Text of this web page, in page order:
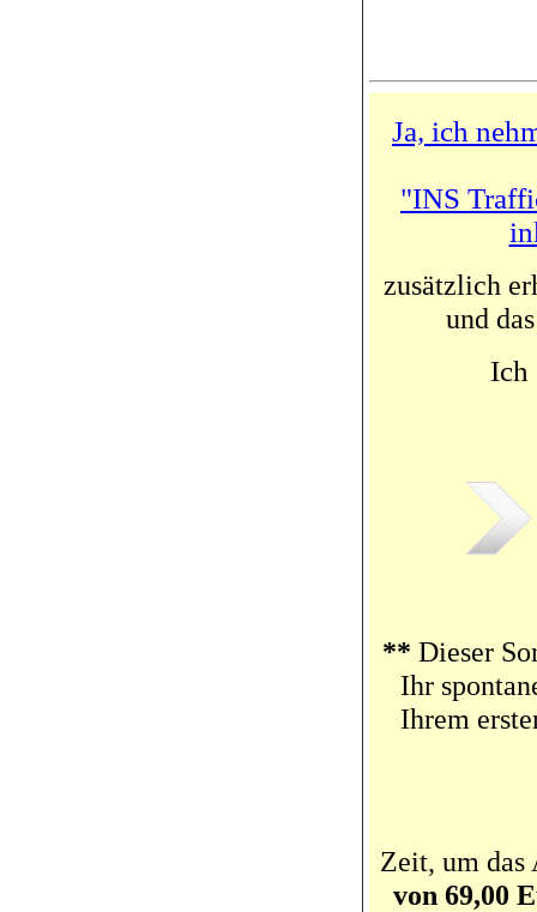
Ja, ich
"INS
zusätzlich
und
Ich
** Dieser
Ihr
Ihrem
Zeit, um das
von 69,00